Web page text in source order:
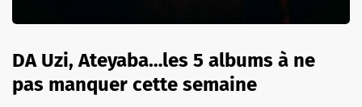
DA Uzi, Ateyaba…les 5 albums à ne
pas manquer cette semaine